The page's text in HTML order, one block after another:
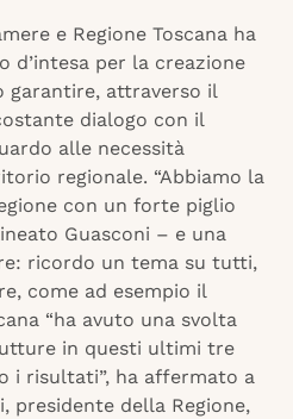
e Regione Toscana ha
per la creazione
garantire, attraverso il
dialogo con il
alle necessità
regionale. “Abbiamo la
con un forte piglio
Guasconi – e una
ricordo un tema su tutti,
come ad esempio il
“ha avuto una svolta
in questi ultimi tre
i risultati”, ha affermato a
presidente della Regione,